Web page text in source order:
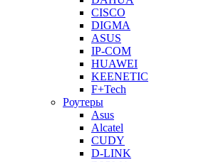
CISCO
DIGMA
ASUS
IP-COM
HUAWEI
KEENETIC
F+Tech
Роутеры
Asus
Alcatel
CUDY
D-LINK